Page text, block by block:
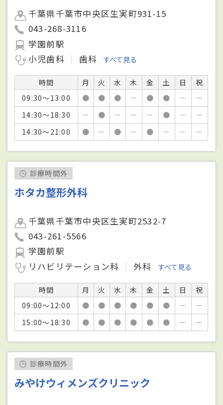
千葉県千葉市中央区生実町931-15
043-268-3116
学園前駅
小児歯科
歯科 すべて見る
時間 月 火 水 木 金 土 日
祝
09:30～13:00
● ● ● － ● ● －
－
14:30～18:30
－ ● － － － ● －
－
14:30～21:00
● － ● － ● － － －
診療時間外
ホタカ整形外科
千葉県千葉市中央区生実町2532-7
043-261-5566
学園前駅
リハビリテーション科
外科 すべて見る
時間 月 火 水 木 金 土 日
祝
09:00～12:00
● ● ● ● ● ● －
－
15:00～18:30
● ● ● ● ● ● － －
診療時間外
みやけウィメンズクリニック